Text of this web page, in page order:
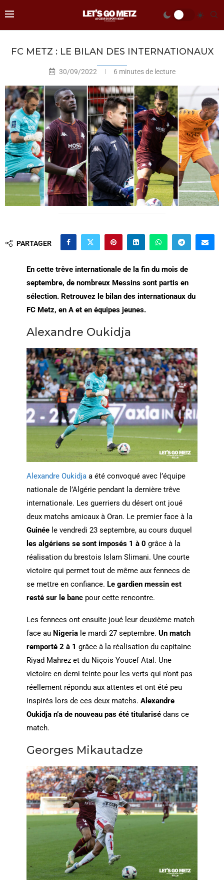
FC METZ : LE BILAN DES INTERNATIONAUX
30/09/2022 6 minutes de lecture
PARTAGER
En cette trêve internationale de la fin du mois de
septembre, de nombreux Messins sont partis en
sélection. Retrouvez le bilan des internationaux du
FC Metz, en A et en équipes jeunes.
Alexandre Oukidja
Alexandre Oukidjaa été convoqué avec l’équipe
nationale de l’Algérie pendant la dernière trêve
internationale. Les guerriers du désert ont joué
deux matchs amicaux à Oran. Le premier face à la
Guinée le vendredi 23 septembre, au cours duquel
les algériens se sont imposés 1 à 0 grâce à la
réalisation du brestois Islam Slimani. Une courte
victoire qui permet tout de même aux fennecs de
se mettre en confiance. Le gardien messin est
resté sur le bancpour cette rencontre.
Les fennecs ont ensuite joué leur deuxième match
face au Nigeria le mardi 27 septembre. Un match
remporté 2 à 1 grâce à la réalisation du capitaine
Riyad Mahrez et du Niçois Youcef Atal. Une
victoire en demi teinte pour les verts qui n’ont pas
réellement répondu aux attentes et ont été peu
inspirés lors de ces deux matchs. Alexandre
Oukidja n’a de nouveau pas été titularisédans ce
match.
Georges Mikautadze